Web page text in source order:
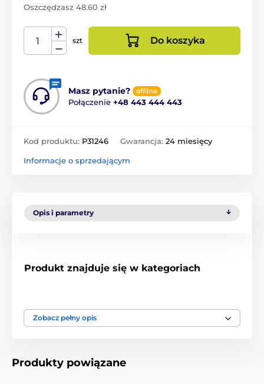
Oszczędzasz 48.60 zł
szt Do koszyka
Masz pytanie? offline
Połączenie +48 443 444 443
Kod produktu: P31246 Gwarancja: 24 miesięcy
Informacje o sprzedającym
Opis i parametry
Produkt znajduje się w kategoriach
Zobacz pełny opis
Produkty powiązane